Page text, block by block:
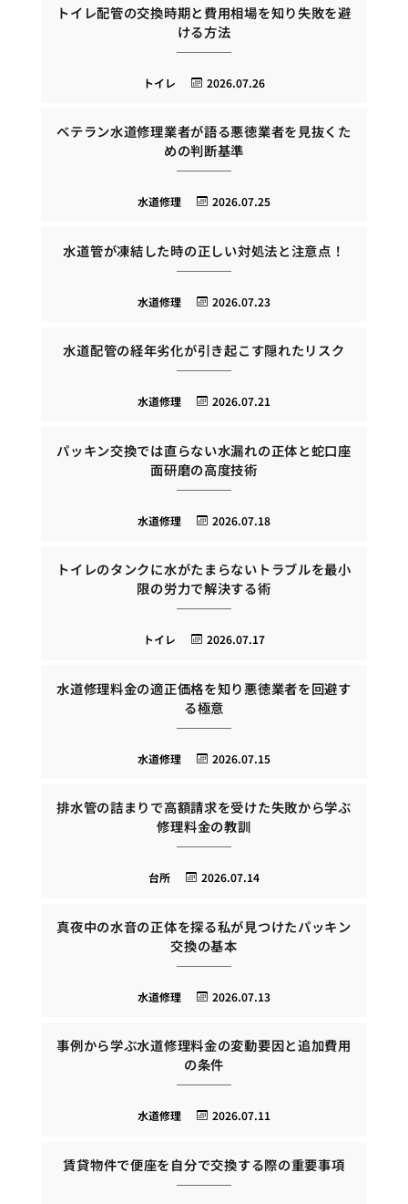
トイレ配管の交換時期と費用相場を知り失敗を避
ける方法
2026.07.26
トイレ
ベテラン水道修理業者が語る悪徳業者を見抜くた
めの判断基準
2026.07.25
水道修理
水道管が凍結した時の正しい対処法と注意点！
2026.07.23
水道修理
水道配管の経年劣化が引き起こす隠れたリスク
2026.07.21
水道修理
パッキン交換では直らない水漏れの正体と蛇口座
面研磨の高度技術
2026.07.18
水道修理
トイレのタンクに水がたまらないトラブルを最小
限の労力で解決する術
2026.07.17
トイレ
水道修理料金の適正価格を知り悪徳業者を回避す
る極意
2026.07.15
水道修理
排水管の詰まりで高額請求を受けた失敗から学ぶ
修理料金の教訓
2026.07.14
台所
真夜中の水音の正体を探る私が見つけたパッキン
交換の基本
2026.07.13
水道修理
事例から学ぶ水道修理料金の変動要因と追加費用
の条件
2026.07.11
水道修理
賃貸物件で便座を自分で交換する際の重要事項